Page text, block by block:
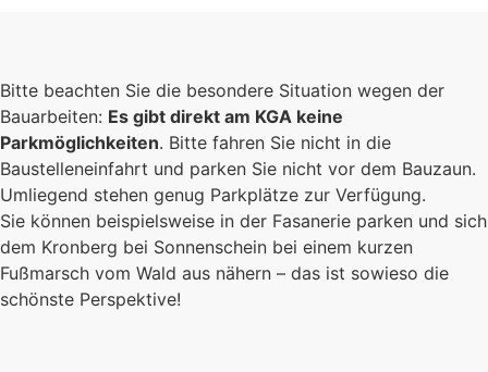
Bitte beachten Sie die besondere Situation wegen der
Bauarbeiten: Es gibt direkt am KGA keine
Parkmöglichkeiten. Bitte fahren Sie nicht in die
Baustelleneinfahrt und parken Sie nicht vor dem Bauzaun.
Umliegend stehen genug Parkplätze zur Verfügung.
Sie können beispielsweise in der Fasanerie parken und sich
dem Kronberg bei Sonnenschein bei einem kurzen
Fußmarsch vom Wald aus nähern – das ist sowieso die
schönste Perspektive!